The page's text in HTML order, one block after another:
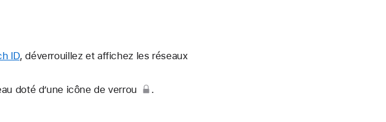
ID, déverrouillez et affichez les réseaux
doté d’une icône de verrou
.